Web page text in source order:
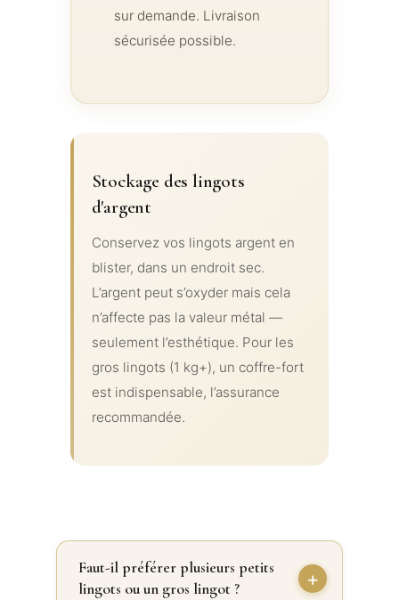
sur demande. Livraison
sécurisée possible.
Stockage des lingots
d'argent
Conservez vos lingots argent en
blister, dans un endroit sec.
L’argent peut s’oxyder mais cela
n’affecte pas la valeur métal —
seulement l’esthétique. Pour les
gros lingots (1 kg+), un coffre-fort
est indispensable, l’assurance
recommandée.
Faut-il préférer plusieurs petits
lingots ou un gros lingot ?